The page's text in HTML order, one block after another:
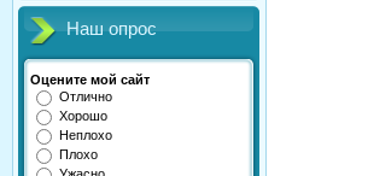
Наш опрос
Оцените мой сайт
Отлично
Хорошо
Неплохо
Плохо